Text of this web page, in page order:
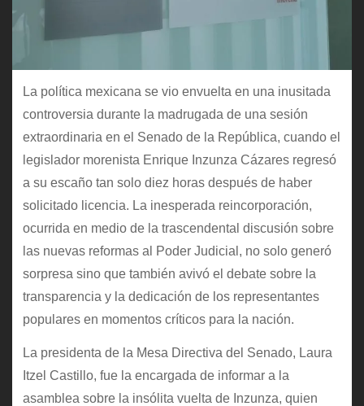
La política mexicana se vio envuelta en una inusitada
controversia durante la madrugada de una sesión
extraordinaria en el Senado de la República, cuando el
legislador morenista Enrique Inzunza Cázares regresó
a su escaño tan solo diez horas después de haber
solicitado licencia. La inesperada reincorporación,
ocurrida en medio de la trascendental discusión sobre
las nuevas reformas al Poder Judicial, no solo generó
sorpresa sino que también avivó el debate sobre la
transparencia y la dedicación de los representantes
populares en momentos críticos para la nación.
La presidenta de la Mesa Directiva del Senado, Laura
Itzel Castillo, fue la encargada de informar a la
asamblea sobre la insólita vuelta de Inzunza, quien